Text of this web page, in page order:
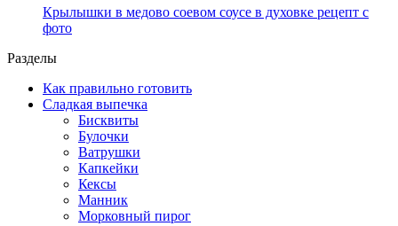
Крылышки в медово соевом соусе в духовке рецепт с
фото
Разделы
Как правильно готовить
Сладкая выпечка
Бисквиты
Булочки
Ватрушки
Капкейки
Кексы
Манник
Морковный пирог